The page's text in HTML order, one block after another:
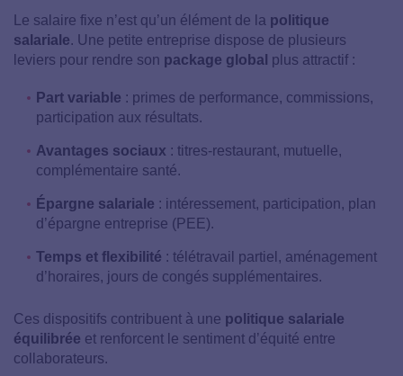
Le salaire fixe n’est qu’un élément de la politique
salariale. Une petite entreprise dispose de plusieurs
leviers pour rendre son package global plus attractif :
Part variable : primes de performance, commissions,
participation aux résultats.
Avantages sociaux : titres-restaurant, mutuelle,
complémentaire santé.
Épargne salariale : intéressement, participation, plan
d’épargne entreprise (PEE).
Temps et flexibilité : télétravail partiel, aménagement
d’horaires, jours de congés supplémentaires.
Ces dispositifs contribuent à une politique salariale
équilibrée et renforcent le sentiment d’équité entre
collaborateurs.